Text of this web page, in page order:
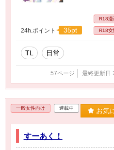
24h.ポイント 35pt
R18漫
R18女
TL 日常
57ページ 最終更新日
一般女性向け 連載中 お気
すーあく！